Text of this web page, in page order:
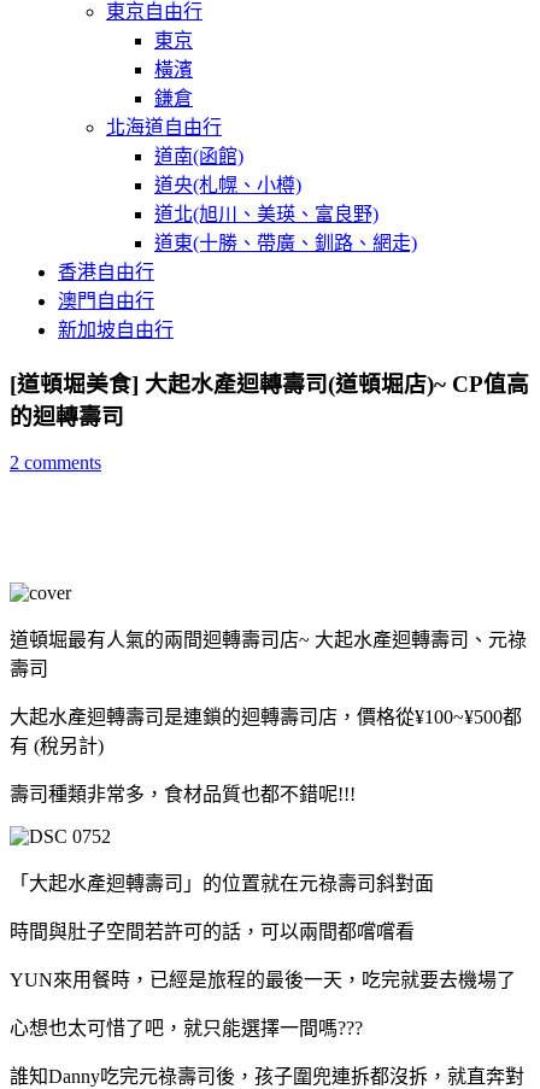
東京自由行
東京
橫濱
鎌倉
北海道自由行
道南(函館)
道央(札幌、小樽)
道北(旭川、美瑛、富良野)
道東(十勝、帶廣、釧路、網走)
香港自由行
澳門自由行
新加坡自由行
[道頓堀美食] 大起水產迴轉壽司(道頓堀店)~ CP值高
的迴轉壽司
2 comments
道頓堀最有人氣的兩間迴轉壽司店~ 大起水產迴轉壽司、元祿
壽司
大起水產迴轉壽司是連鎖的迴轉壽司店，價格從¥100~¥500都
有 (稅另計)
壽司種類非常多，食材品質也都不錯呢!!!
「大起水產迴轉壽司」的位置就在元祿壽司斜對面
時間與肚子空間若許可的話，可以兩間都嚐嚐看
YUN來用餐時，已經是旅程的最後一天，吃完就要去機場了
心想也太可惜了吧，就只能選擇一間嗎???
誰知Danny吃完元祿壽司後，孩子圍兜連拆都沒拆，就直奔對